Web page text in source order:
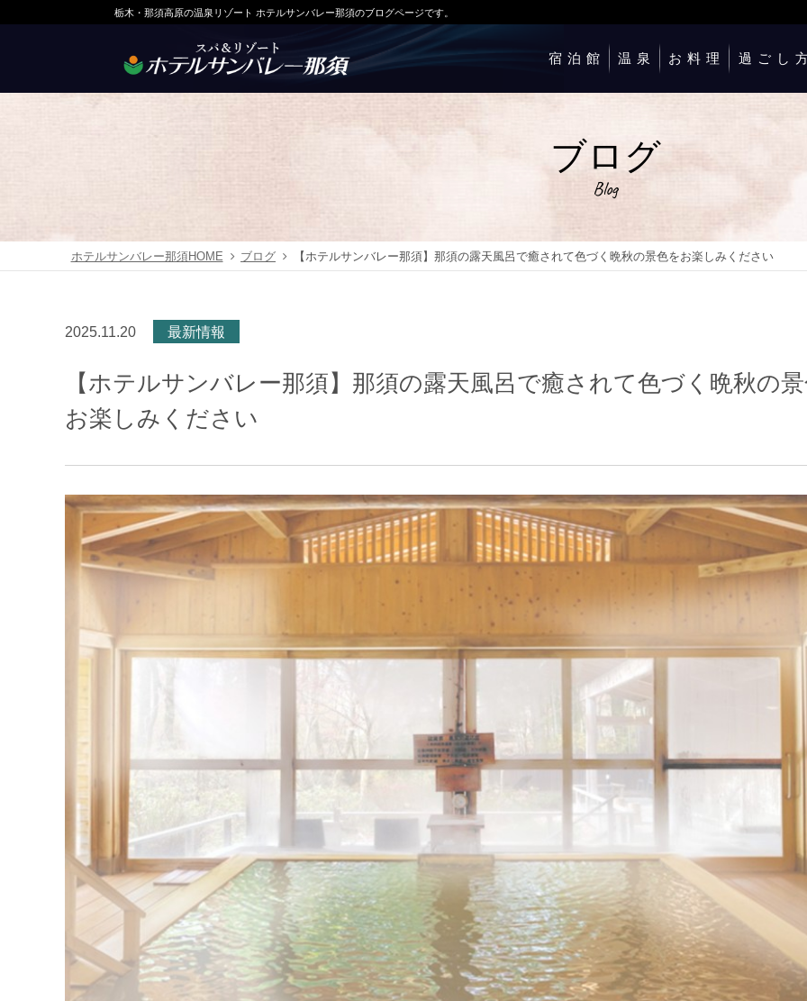
栃木・那須高原の温泉リゾート ホテルサンバレー那須のブログページです。
宿泊館 温泉 お料理 過ごし
ブログ
Blog
ホテルサンバレー那須HOME ブログ 【ホテルサンバレー那須】那須の露天風呂で癒されて色づく晩秋の景色をお楽しみください
2025.11.20 最新情報
【ホテルサンバレー那須】那須の露天風呂で癒されて色づく晩秋の
お楽しみください